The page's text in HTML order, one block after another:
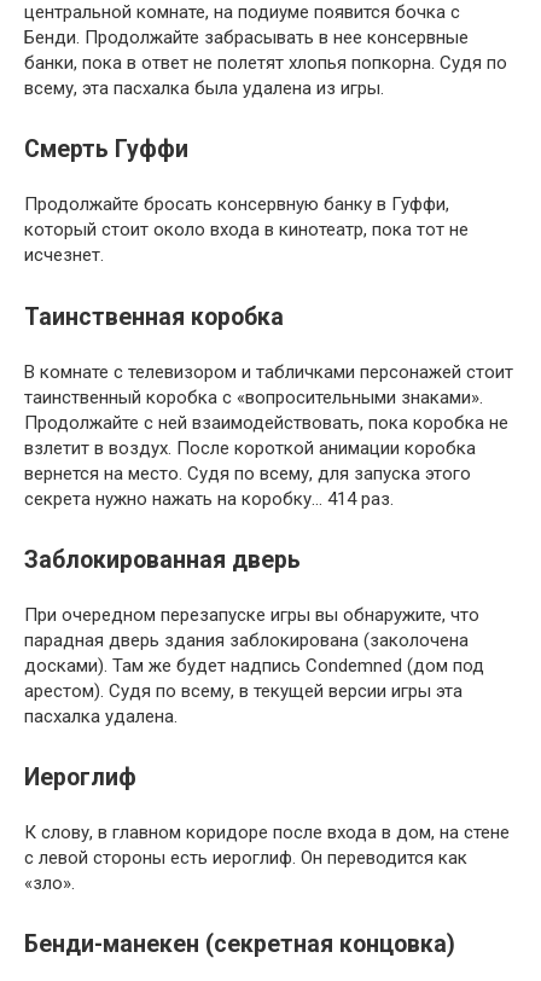
центральной комнате, на подиуме появится бочка с
Бенди. Продолжайте забрасывать в нее консервные
банки, пока в ответ не полетят хлопья попкорна. Судя по
всему, эта пасхалка была удалена из игры.
Смерть Гуффи
Продолжайте бросать консервную банку в Гуффи,
который стоит около входа в кинотеатр, пока тот не
исчезнет.
Таинственная коробка
В комнате с телевизором и табличками персонажей стоит
таинственный коробка с «вопросительными знаками».
Продолжайте с ней взаимодействовать, пока коробка не
взлетит в воздух. После короткой анимации коробка
вернется на место. Судя по всему, для запуска этого
секрета нужно нажать на коробку… 414 раз.
Заблокированная дверь
При очередном перезапуске игры вы обнаружите, что
парадная дверь здания заблокирована (заколочена
досками). Там же будет надпись Condemned (дом под
арестом). Судя по всему, в текущей версии игры эта
пасхалка удалена.
Иероглиф
К слову, в главном коридоре после входа в дом, на стене
с левой стороны есть иероглиф. Он переводится как
«зло».
Бенди-манекен (секретная концовка)